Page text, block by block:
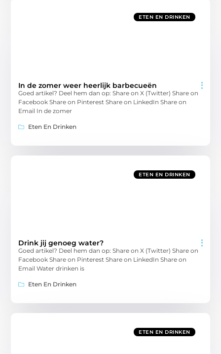
ETEN EN DRINKEN
In de zomer weer heerlijk barbecueën
Goed artikel? Deel hem dan op: Share on X (Twitter) Share on
Facebook Share on Pinterest Share on LinkedIn Share on
Email In de zomer
Eten En Drinken
ETEN EN DRINKEN
Drink jij genoeg water?
Goed artikel? Deel hem dan op: Share on X (Twitter) Share on
Facebook Share on Pinterest Share on LinkedIn Share on
Email Water drinken is
Eten En Drinken
ETEN EN DRINKEN